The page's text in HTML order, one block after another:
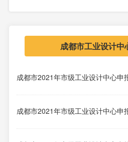
成都市工业设计中
成都市2021年市级工业设计中心申
成都市2021年市级工业设计中心申